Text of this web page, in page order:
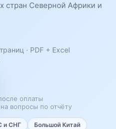
стран Северной Африки и
· PDF + Excel
оплаты
вопросы по отчёту
и СНГ
Большой Китай